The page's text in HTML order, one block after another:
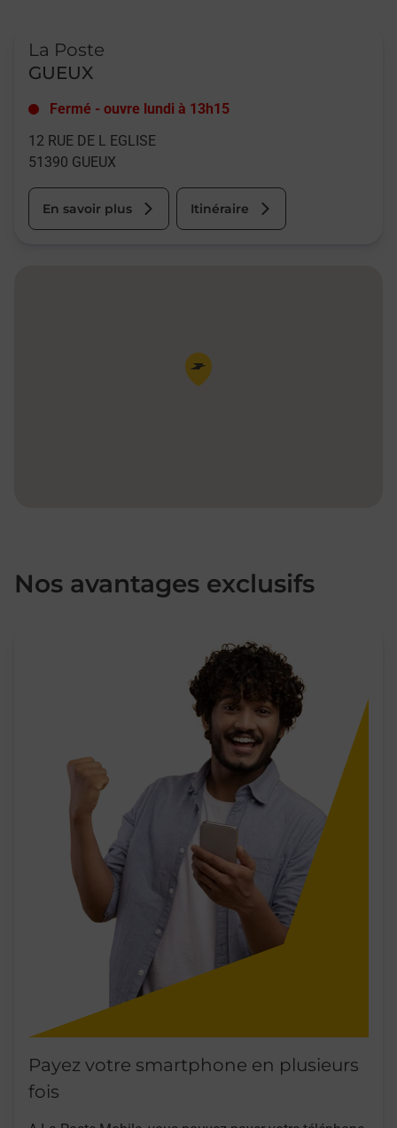
La Poste
GUEUX
Fermé - ouvre lundi à 13h15
12 RUE DE L EGLISE
51390 GUEUX
En savoir plus Itinéraire
Pin de la carte
Nos avantages exclusifs
Payez votre smartphone en plusieurs
fois